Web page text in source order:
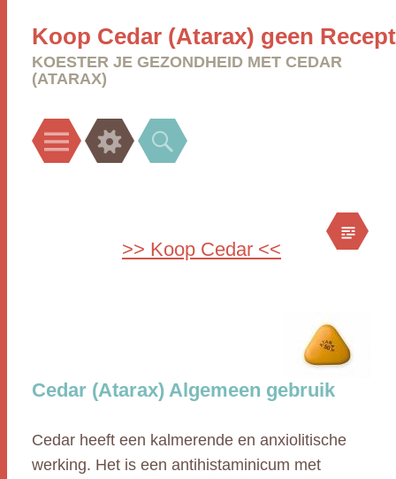
Koop Cedar (Atarax) geen Recept
KOESTER JE GEZONDHEID MET CEDAR
(ATARAX)
Menu Widgets Search
>> Koop Cedar <<
Cedar (Atarax) Algemeen gebruik
Cedar heeft een kalmerende en anxiolitische
werking. Het is een antihistaminicum met